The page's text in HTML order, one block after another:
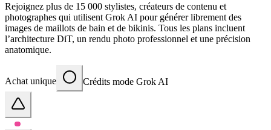
Rejoignez plus de 15 000 stylistes, créateurs de contenu et
photographes qui utilisent Grok AI pour générer librement des
images de maillots de bain et de bikinis. Tous les plans incluent
l’architecture DiT, un rendu photo professionnel et une précision
anatomique.
Achat unique Crédits mode Grok AI